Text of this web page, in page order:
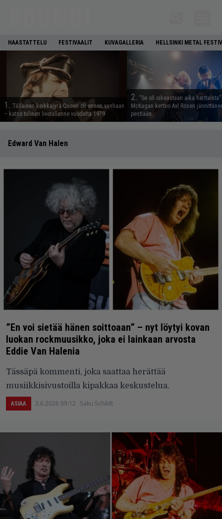
HAASTATTELU FESTIVAALIT KUVAGALLERIA HELLSINKI METAL
1. Tällainen keikkajyrä Queen oli ennen vanhaan
– katso tulinen livetallenne vuodelta 1979
2. ”Se oli oikeastaan aika
McKagan kertoo Axl Rosen
pestiään
Edward Van Halen
”En voi sietää hänen soittoaan” – nyt löytyi kovan
luokan rockmuusikko, joka ei lainkaan arvosta
Eddie Van Halenia
Tässäpä kommenti, joka saattaa herättää
musiikkisivustoilla kipakkaa keskustelua.
ASIAA 3.6.2026 09:12 Saku Schildt